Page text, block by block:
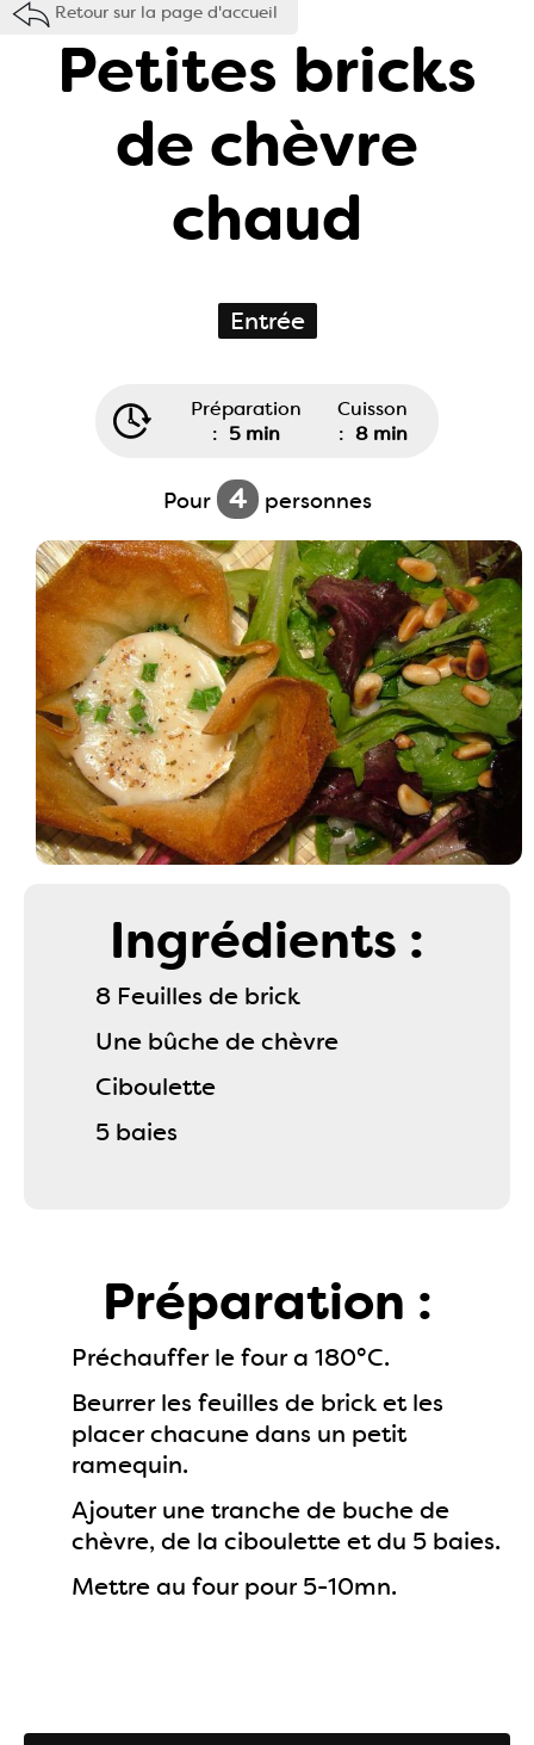
Retour sur la page d'accueil
Petites bricks
de chèvre
chaud
Entrée
Préparation
: 5 min
Cuisson
: 8 min
Pour 4 personnes
Ingrédients :
8 Feuilles de brick
Une bûche de chèvre
Ciboulette
5 baies
Préparation :
Préchauffer le four a 180°C.
Beurrer les feuilles de brick et les
placer chacune dans un petit
ramequin.
Ajouter une tranche de buche de
chèvre, de la ciboulette et du 5 baies.
Mettre au four pour 5-10mn.